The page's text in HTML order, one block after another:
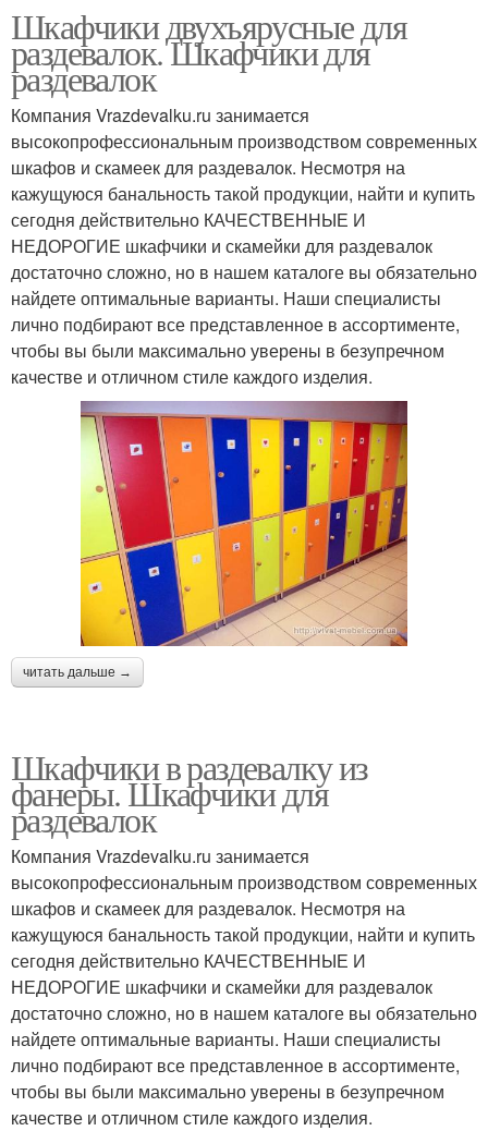
Шкафчики двухъярусные для
раздевалок. Шкафчики для
раздевалок
Компания Vrazdevalku.ru занимается
высокопрофессиональным производством современных
шкафов и скамеек для раздевалок. Несмотря на
кажущуюся банальность такой продукции, найти и купить
сегодня действительно КАЧЕСТВЕННЫЕ И
НЕДОРОГИЕ шкафчики и скамейки для раздевалок
достаточно сложно, но в нашем каталоге вы обязательно
найдете оптимальные варианты. Наши специалисты
лично подбирают все представленное в ассортименте,
чтобы вы были максимально уверены в безупречном
качестве и отличном стиле каждого изделия.
читать дальше →
Шкафчики в раздевалку из
фанеры. Шкафчики для
раздевалок
Компания Vrazdevalku.ru занимается
высокопрофессиональным производством современных
шкафов и скамеек для раздевалок. Несмотря на
кажущуюся банальность такой продукции, найти и купить
сегодня действительно КАЧЕСТВЕННЫЕ И
НЕДОРОГИЕ шкафчики и скамейки для раздевалок
достаточно сложно, но в нашем каталоге вы обязательно
найдете оптимальные варианты. Наши специалисты
лично подбирают все представленное в ассортименте,
чтобы вы были максимально уверены в безупречном
качестве и отличном стиле каждого изделия.